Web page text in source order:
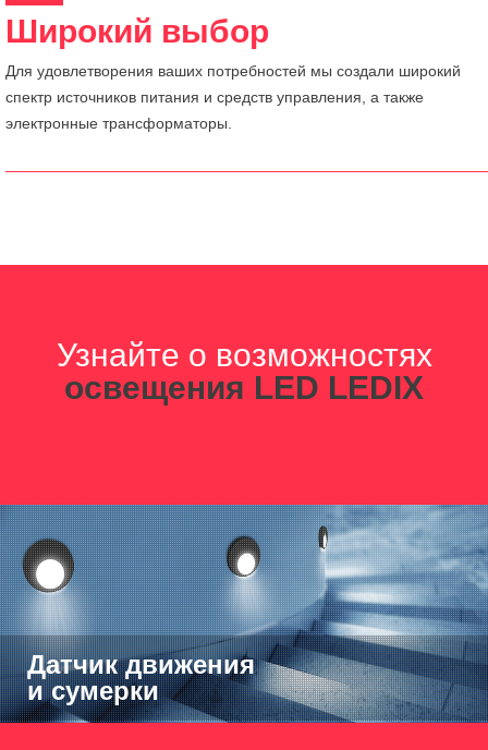
Широкий выбор
Для удовлетворения ваших потребностей мы создали широкий
спектр источников питания и средств управления, а также
электронные трансформаторы.
Узнайте о возможностях
освещения LED LEDIX
Датчик движения
и сумерки